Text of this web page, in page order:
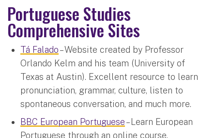
Portuguese Studies
Comprehensive Sites
Tá Falado– Website created by Professor
Orlando Kelm and his team (University of
Texas at Austin). Excellent resource to learn
pronunciation, grammar, culture, listen to
spontaneous conversation, and much more.
BBC European Portuguese– Learn European
Portuguese through an online course.